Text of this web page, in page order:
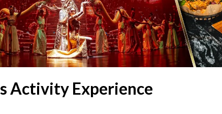
Activity Experience